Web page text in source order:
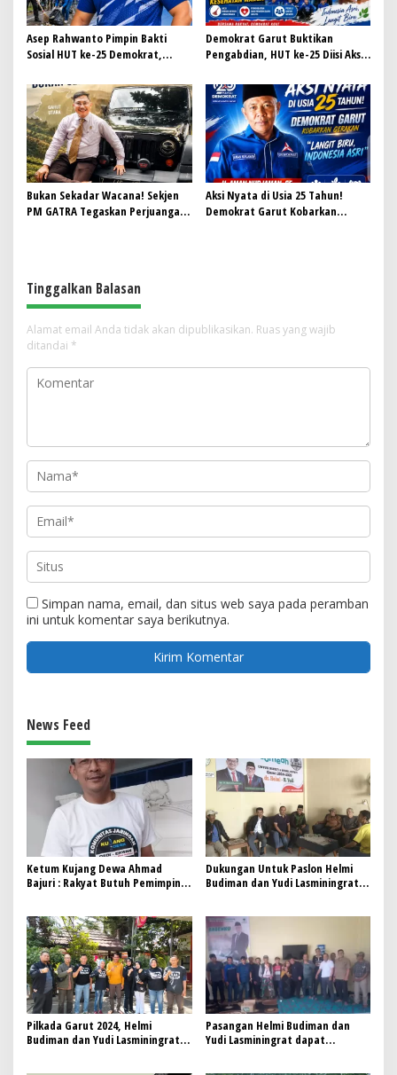
Asep Rahwanto Pimpin Bakti
Sosial HUT ke-25 Demokrat,
untuk Masyarakat Garut
Demokrat Garut Buktikan
Pengabdian, HUT ke-25 Diisi Aksi
Kesehatan Warga
Bukan Sekadar Wacana! Sekjen
PM GATRA Tegaskan Perjuangan
Aksi Nyata di Usia 25 Tahun!
Demokrat Garut Kobarkan
Tinggalkan Balasan
Alamat email Anda tidak akan dipublikasikan. Ruas yang wajib
ditandai *
Simpan nama, email, dan situs web saya pada peramban
ini untuk komentar saya berikutnya.
News Feed
Ketum Kujang Dewa Ahmad
Bajuri : Rakyat Butuh Pemimpin
Dukungan Untuk Paslon Helmi
Budiman dan Yudi Lasminingrat
Pilkada Garut 2024, Helmi
Budiman dan Yudi Lasminingrat,
Pasangan Helmi Budiman dan
Yudi Lasminingrat dapat